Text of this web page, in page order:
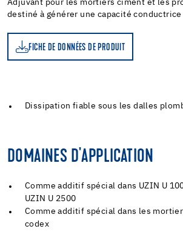
Adjuvant pour les mortiers ciment et les
destiné à générer une capacité conductrice
FICHE DE DONNÉES DE PRODUIT
Dissipation fiable sous les dalles
DOMAINES D'APPLICATION
Comme additif spécial dans UZIN U
UZIN U 2500
Comme additif spécial dans les
codex